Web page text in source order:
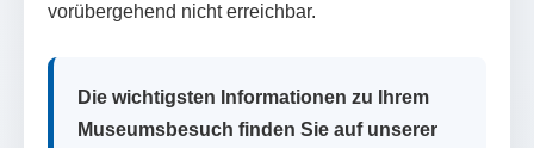
vorübergehend nicht erreichbar.
Die wichtigsten Informationen zu Ihrem
Museumsbesuch finden Sie auf unserer